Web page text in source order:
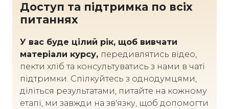
Доступ та підтримка по всіх
питаннях
У вас буде цілий рік, щоб вивчати
матеріали курсу, передивлятись відео,
пекти хліб та консультуватись з нами в чаті
підтримки. Спілкуйтесь з однодумцями,
діліться результатами, питайте на кожному
етапі, ми завжди на зв'язку, щоб допомогти